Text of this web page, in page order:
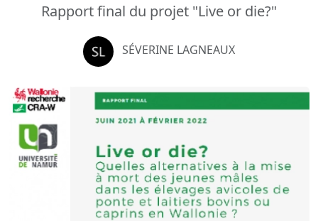
Rapport final du projet "Live or die?"
SÉVERINE LAGNEAUX